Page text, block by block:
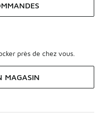
près de chez vous.
MAGASIN